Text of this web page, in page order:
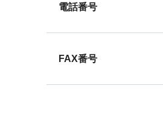
電話番号
FAX番号